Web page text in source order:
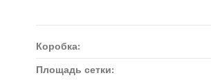
Коробка:
Площадь сетки: